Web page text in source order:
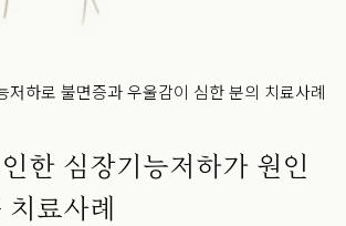
저하로 불면증과 우울감이 심한 분의 치료사례
한 심장기능저하가 원인
료사례